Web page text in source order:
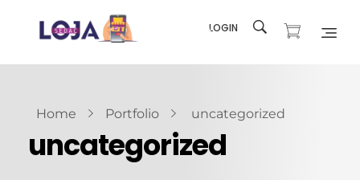
LOGIN
Home Portfolio uncategorized
uncategorized